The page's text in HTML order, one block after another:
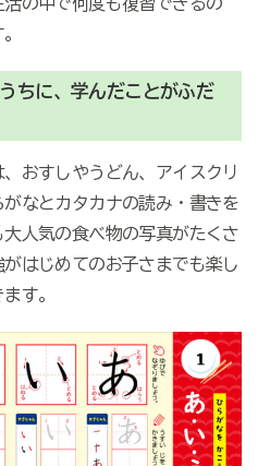
の中で何度も復習できるの
ちに、学んだことがふだ
おすしやうどん、アイスクリ
なとカタカナの読み・書きを
人気の食べ物の写真がたくさ
はじめてのお子さまでも楽し
す。